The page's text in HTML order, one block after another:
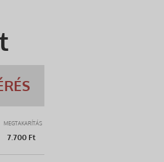
MEGTAKARÍTÁS
7.700 Ft